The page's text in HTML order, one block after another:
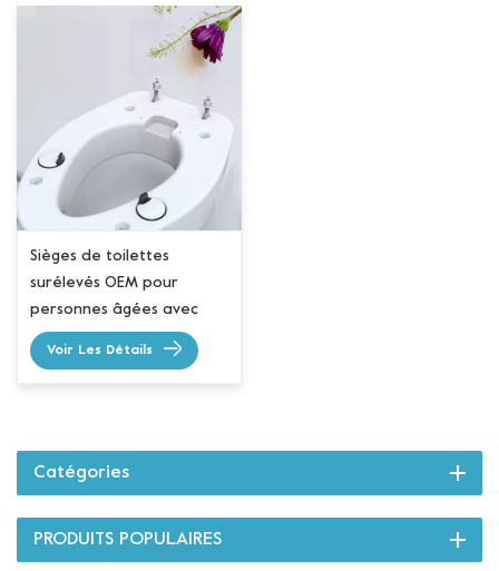
Sièges de toilettes
surélevés OEM pour
personnes âgées avec
siège ouvert à l'avant
Voir Les Détails
Catégories
PRODUITS POPULAIRES